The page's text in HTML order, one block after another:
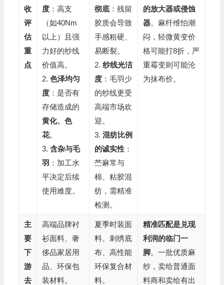
收
评
估
重
点
度：高支
（如40Nm
以上）且强
力好的纱线
价值高。
2. 色泽均匀
度：是否有
存储造成的
黄化、色
花。
3. 含杂与毛
羽 ：加工水
平决定后续
使用难度。
彻底：残留
胶质会导致
手感粗硬、
易断裂。
2. 纱线光洁
度：毛羽少
的纱线更受
高端市场欢
迎。
3. 混纺比例
的诚实性：
苎麻常与
棉、粘胶混
纺，需精准
检测。
的放大器或侵蚀
器。麻纤维怕潮
闷，轻微黄变价
格可能打8折，严
重霉变则可能沦
为抹布价。
主
要
下
游
去
高端品牌衬
衫面料、奢
侈品家居用
品、环保包
装材料。
夏季时装面
料、刺绣底
布、高性能
环保复合材
料。
精准匹配是兑现
利润的临门一
脚。一批优质麻
纱，卖给普通面
料商和卖给有出